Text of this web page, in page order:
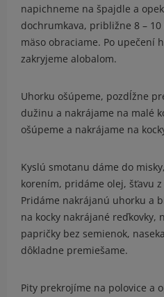
napichneme na špajdle a
dochrumkava, približne 8 –
mäso obraciame. Po upečení
zakryjeme alobalom.
Uhorku ošúpeme, pozdĺžne
dužinu a nakrájame na malé
ošúpeme a nakrájame na
Kyslú smotanu dáme do
korením, pridáme olej, šťavu
Pridáme nakrájanú uhorku a
na kocky nakrájané reďkovky,
papričky bez semienok,
dôkladne premiešame.
Pity prekrojíme na polovice a